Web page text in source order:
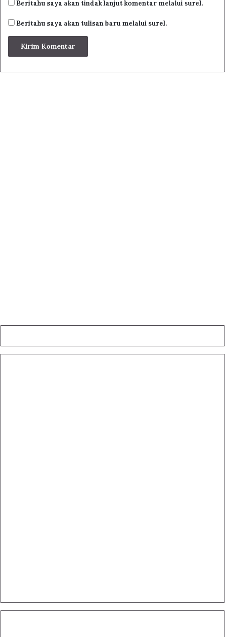
Beritahu saya akan tindak lanjut komentar melalui surel.
Beritahu saya akan tulisan baru melalui surel.